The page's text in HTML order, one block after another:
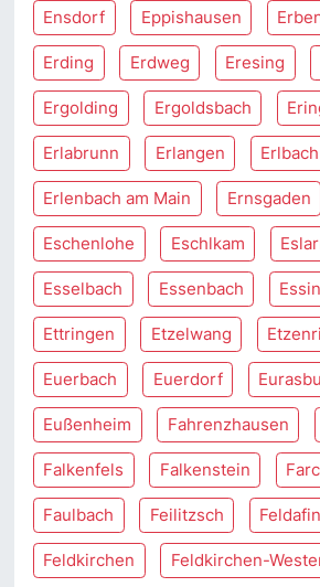
Ensdorf Eppishausen
Erding Erdweg Eresing
Ergolding Ergoldsbach
Erlabrunn Erlangen Erlbach
Erlenbach am Main Ernsgaden
Eschenlohe Eschlkam
Esselbach Essenbach
Ettringen Etzelwang
Euerbach Euerdorf
Eußenheim Fahrenzhausen
Falkenfels Falkenstein
Faulbach Feilitzsch
Feldkirchen Feldkirchen-